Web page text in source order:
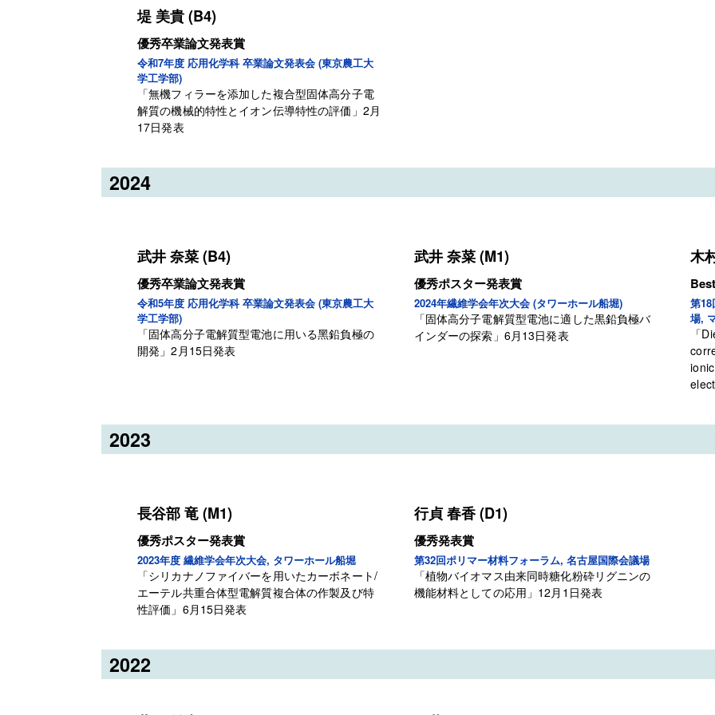
堤 美貴 (B4)
優秀卒業論文発表賞
令和7年度 応用化学科 卒業論文発表会 (東京農工大
学工学部)
「無機フィラーを添加した複合型固体高分子電
解質の機械的特性とイオン伝導特性の評価」 2月
17日発表
2024
武井 奈菜 (B4)
優秀卒業論文発表賞
令和5年度 応用化学科 卒業論文発表会 (東京農工大
学工学部)
「固体⾼分⼦電解質型電池に⽤いる⿊鉛負極の
開発 」2月15日発表
武井 奈菜 (M1)
優秀ポスター発表賞
2024年繊維学会年次大会 (タワーホール船堀)
「固体⾼分⼦電解質型電池に適した黒鉛負極バ
インダーの探索 」 6月13日発表
木
第
場,
「
2023
長谷部 竜 (M1)
優秀ポスター発表賞
2023年度 繊維学会年次大会, タワーホール船堀
「シリカナノファイバーを用いたカーボネート/
エーテル共重合体型電解質複合体の作製及び特
性評価」6月15日発表
行貞 春香 (D1)
優秀発表賞
第32回ポリマー材料フォーラム, 名古屋国際会議場
「植物バイオマス由来同時糖化粉砕リグニンの
機能材料としての応用」12月1日発表
2022